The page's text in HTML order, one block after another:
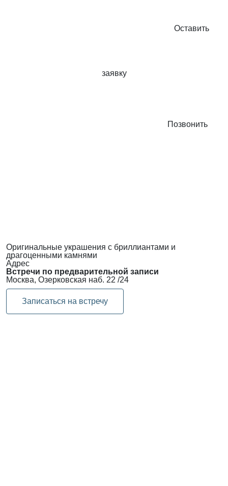
Оставить
заявку
Позвонить
Оригинальные украшения с бриллиантами и
драгоценными камнями
Адрес
Встречи по предварительной записи
Москва, Озерковская наб. 22 /24
Записаться на встречу